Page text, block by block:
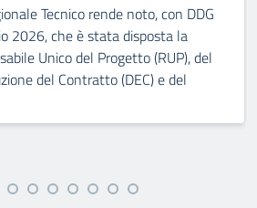
Tecnico rende noto, con DDG
2026, che è stata disposta la
Unico del Progetto (RUP), del
del Contratto (DEC) e del